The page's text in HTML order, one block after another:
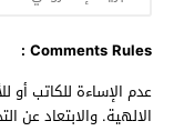
Comments Rules :
عدم الإساءة للكاتب أو
الالهية. والابتعاد عن